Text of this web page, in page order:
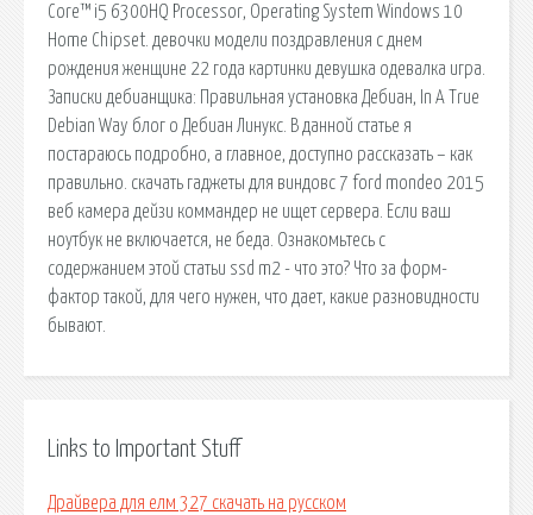
Core™ i5 6300HQ Processor, Operating System Windows 10
Home Chipset. девочки модели поздравления с днем
рождения женщине 22 года картинки девушка одевалка игра.
Записки дебианщика: Правильная установка Дебиан, In A True
Debian Way блог о Дебиан Линукс. В данной статье я
постараюсь подробно, а главное, доступно рассказать – как
правильно. скачать гаджеты для виндовс 7 ford mondeo 2015
веб камера дейзи коммандер не ищет сервера. Если ваш
ноутбук не включается, не беда. Ознакомьтесь с
содержанием этой статьи ssd m2 - что это? Что за форм-
фактор такой, для чего нужен, что дает, какие разновидности
бывают.
Links to Important Stuff
Драйвера для елм 327 скачать на русском